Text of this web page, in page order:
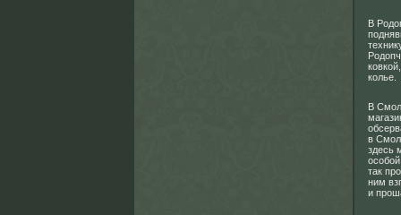
В
колье.
В
в
здесь
так
ним
и